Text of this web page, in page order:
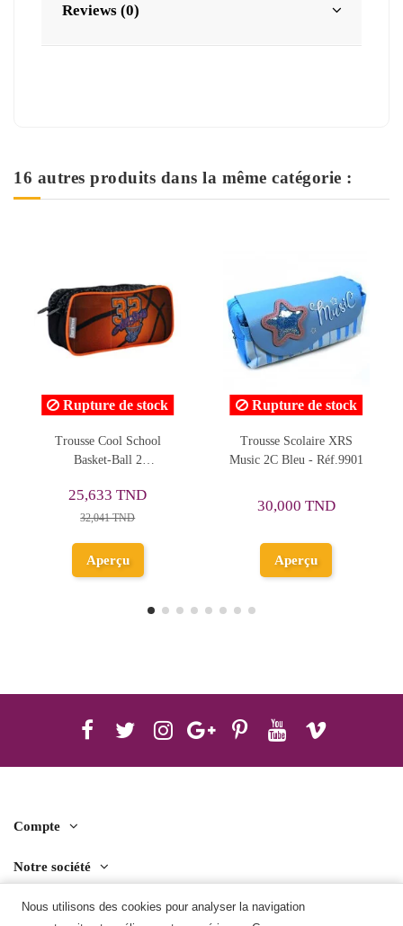
Nous utilisons des cookies pour analyser la navigation
Reviews (0)
16 autres produits dans la même catégorie :
Rupture de stock
Trousse Scolaire XRS
Music 2C Bleu - Réf.9901
30,000 TND
Aperçu
Trousse Must Team avec 2
Compartiments, Girls Can -
39,496 TND
Ajouter au
Compte
Notre société
Contact us